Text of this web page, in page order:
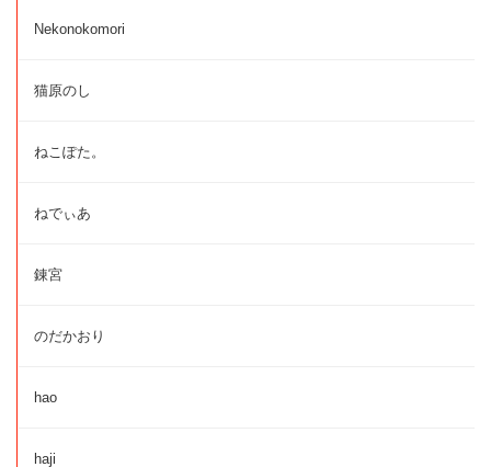
Nekonokomori
猫原のし
ねこぽた。
ねでぃあ
錬宮
のだかおり
hao
haji